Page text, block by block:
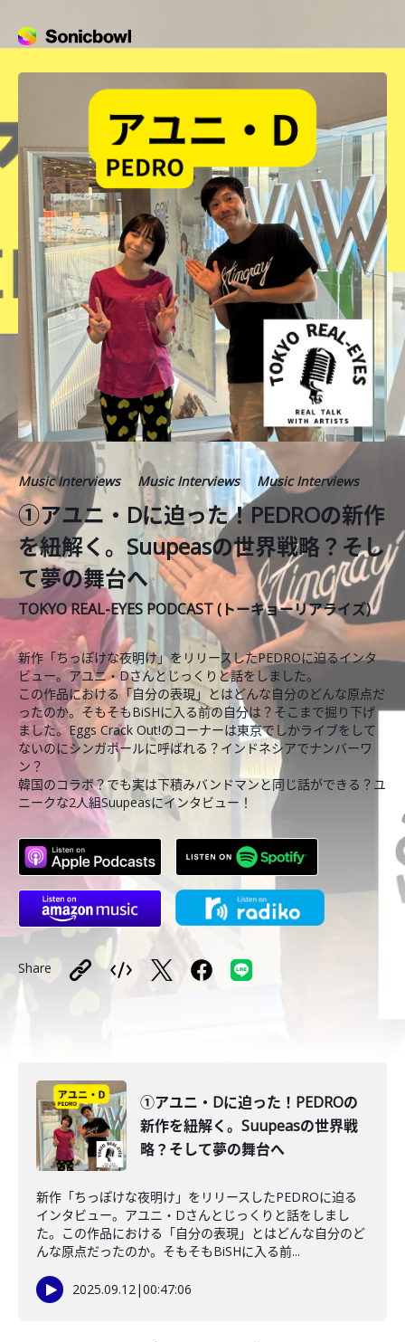
Music Interviews Music Interviews Music Interviews
①アユニ・Dに迫った！PEDROの新作
を紐解く。Suupeasの世界戦略？そし
て夢の舞台へ
TOKYO REAL-EYES PODCAST (トーキョーリアライズ)
新作「ちっぽけな夜明け」をリリースしたPEDROに迫るインタ
ビュー。アユニ・Dさんとじっくりと話をしました。
この作品における「自分の表現」とはどんな自分のどんな原点だ
ったのか。そもそもBiSHに入る前の自分は？そこまで掘り下げ
ました。Eggs Crack Out!のコーナーは東京でしかライブをして
ないのにシンガポールに呼ばれる？インドネシアでナンバーワ
ン？
韓国のコラボ？でも実は下積みバンドマンと同じ話ができる？ユ
ニークな2人組Suupeasにインタビュー！
Share
①アユニ・Dに迫った！PEDROの
新作を紐解く。Suupeasの世界戦
略？そして夢の舞台へ
新作「ちっぽけな夜明け」をリリースしたPEDROに迫る
インタビュー。アユニ・Dさんとじっくりと話をしまし
た。この作品における「自分の表現」とはどんな自分のど
んな原点だったのか。そもそもBiSHに入る前...
2025.09.12|00:47:06